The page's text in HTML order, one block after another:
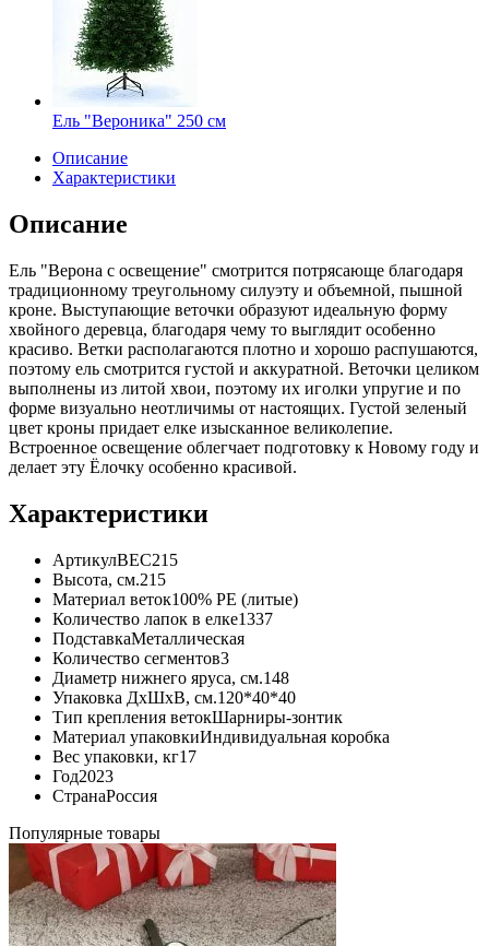
Ель "Вероника" 250 см
Описание
Характеристики
Описание
Ель "Верона с освещение" смотрится потрясающе благодаря
традиционному треугольному силуэту и объемной, пышной
кроне. Выступающие веточки образуют идеальную форму
хвойного деревца, благодаря чему то выглядит особенно
красиво. Ветки располагаются плотно и хорошо распушаются,
поэтому ель смотрится густой и аккуратной. Веточки целиком
выполнены из литой хвои, поэтому их иголки упругие и по
форме визуально неотличимы от настоящих. Густой зеленый
цвет кроны придает елке изысканное великолепие.
Встроенное освещение облегчает подготовку к Новому году и
делает эту Ёлочку особенно красивой.
Характеристики
АртикулВЕС215
Высота, см.215
Материал веток100% РЕ (литые)
Количество лапок в елке1337
ПодставкаМеталлическая
Количество сегментов3
Диаметр нижнего яруса, см.148
Упаковка ДхШхВ, см.120*40*40
Тип крепления ветокШарниры-зонтик
Материал упаковкиИндивидуальная коробка
Вес упаковки, кг17
Год2023
СтранаРоссия
Популярные товары